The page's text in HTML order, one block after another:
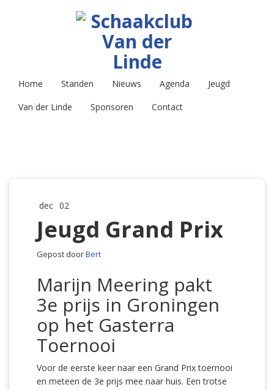
Home Standen Nieuws Agenda
Jeugd
Van der Linde
Sponsoren Contact
dec 02
Jeugd Grand Prix
Gepost doorBert
Marijn Meering pakt
3e prijs in Groningen
op het Gasterra
Toernooi
Voor de eerste keer naar een Grand Prix toernooi
en meteen de 3e prijs mee naar huis. Een trotse